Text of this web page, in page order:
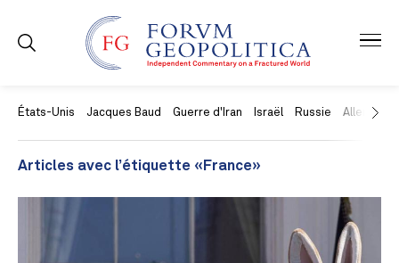
États-Unis Jacques Baud Guerre d'Iran Israël Russie Allemagne
Articles avec l’étiquette «France»